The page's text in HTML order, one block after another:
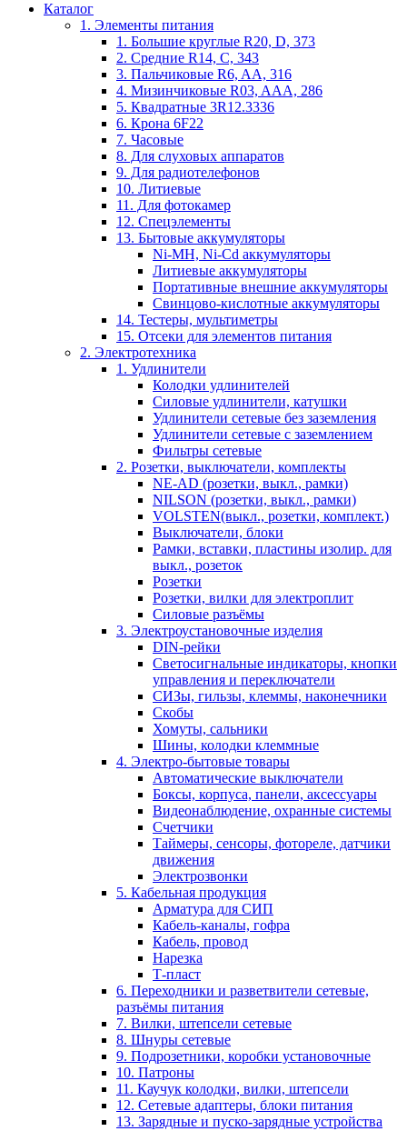
Каталог
1. Элементы питания
1. Большие круглые R20, D, 373
2. Средние R14, C, 343
3. Пальчиковые R6, AA, 316
4. Мизинчиковые R03, AAA, 286
5. Квадратные 3R12.3336
6. Крона 6F22
7. Часовые
8. Для слуховых аппаратов
9. Для радиотелефонов
10. Литиевые
11. Для фотокамер
12. Спецэлементы
13. Бытовые аккумуляторы
Ni-MH, Ni-Cd аккумуляторы
Литиевые аккумуляторы
Портативные внешние аккумуляторы
Свинцово-кислотные аккумуляторы
14. Тестеры, мультиметры
15. Отсеки для элементов питания
2. Электротехника
1. Удлинители
Колодки удлинителей
Силовые удлинители, катушки
Удлинители сетевые без заземления
Удлинители сетевые с заземлением
Фильтры сетевые
2. Розетки, выключатели, комплекты
NE-AD (розетки, выкл., рамки)
NILSON (розетки, выкл., рамки)
VOLSTEN(выкл., розетки, комплект.)
Выключатели, блоки
Рамки, вставки, пластины изолир. для
выкл., розеток
Розетки
Розетки, вилки для электроплит
Силовые разъёмы
3. Электроустановочные изделия
DIN-рейки
Светосигнальные индикаторы, кнопки
управления и переключатели
СИЗы, гильзы, клеммы, наконечники
Скобы
Хомуты, сальники
Шины, колодки клеммные
4. Электро-бытовые товары
Автоматические выключатели
Боксы, корпуса, панели, аксессуары
Видеонаблюдение, охранные системы
Счетчики
Таймеры, сенсоры, фотореле, датчики
движения
Электрозвонки
5. Кабельная продукция
Арматура для СИП
Кабель-каналы, гофра
Кабель, провод
Нарезка
Т-пласт
6. Переходники и разветвители сетевые,
разъёмы питания
7. Вилки, штепсели сетевые
8. Шнуры сетевые
9. Подрозетники, коробки установочные
10. Патроны
11. Каучук колодки, вилки, штепсели
12. Сетевые адаптеры, блоки питания
13. Зарядные и пуско-зарядные устройства